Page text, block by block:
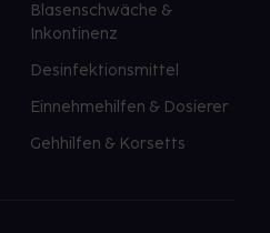
Blasenschwäche &
Inkontinenz
Desinfektionsmittel
Einnehmehilfen & Dosierer
Gehhilfen & Korsetts